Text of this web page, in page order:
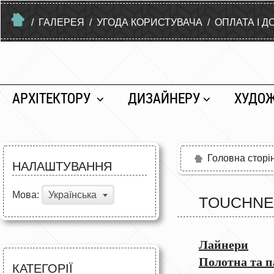
/ ГАЛЕРЕЯ / УГОДА КОРИСТУВАЧА / ОПЛАТА І
АРХІТЕКТОРУ ДИЗАЙНЕРУ
НАЛАШТУВАННЯ
Мова: Українська
КАТЕГОРІЇ
Головна
Лайнери
Полотна та